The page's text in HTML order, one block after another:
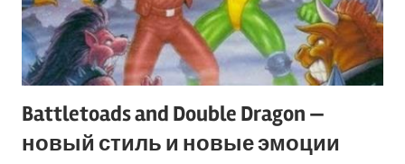
Battletoads and Double Dragon —
новый стиль и новые эмоции